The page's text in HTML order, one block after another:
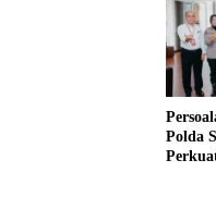
Polda